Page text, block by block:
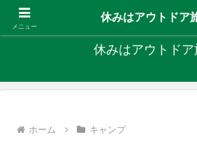
キャンプ、釣り、旅行など外遊び
休みはアウトドア
ホーム キャンプ
メニュー
休みはアウトドア